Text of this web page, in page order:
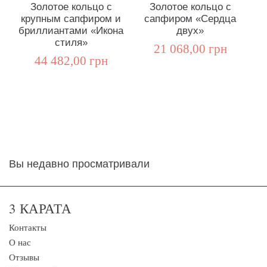
Золотое кольцо с
крупным сапфиром и
бриллиантами «Икона
стиля»
44 482,00 грн
Золотое кольцо с
сапфиром «Сердца
двух»
21 068,00 грн
Вы недавно просматривали
3 КАРАТА
Контакты
О нас
Отзывы